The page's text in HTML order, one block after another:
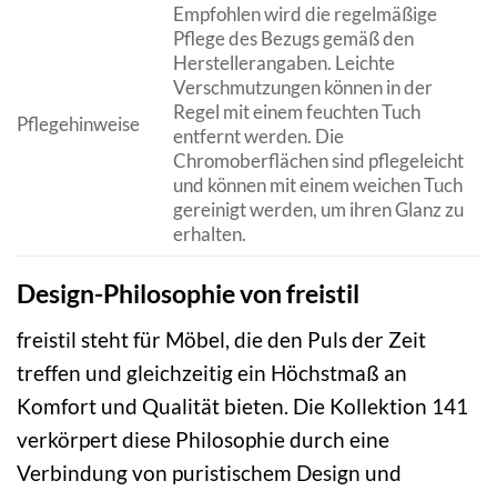
Pflegehinweise
Empfohlen wird die regelmäßige
Pflege des Bezugs gemäß den
Herstellerangaben. Leichte
Verschmutzungen können in der
Regel mit einem feuchten Tuch
entfernt werden. Die
Chromoberflächen sind pflegeleicht
und können mit einem weichen Tuch
gereinigt werden, um ihren Glanz zu
erhalten.
Design-Philosophie von freistil
freistil steht für Möbel, die den Puls der Zeit
treffen und gleichzeitig ein Höchstmaß an
Komfort und Qualität bieten. Die Kollektion 141
verkörpert diese Philosophie durch eine
Verbindung von puristischem Design und